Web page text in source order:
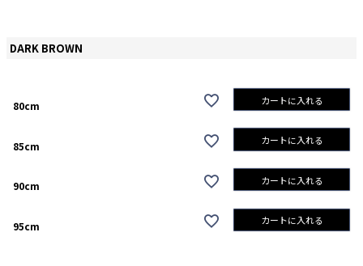
DARK BROWN
80cm カートに入れる
85cm カートに入れる
90cm カートに入れる
95cm カートに入れる